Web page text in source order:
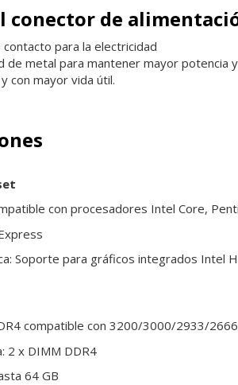
conector de
para la electricidad
de metal para mantener mayor potencia
con mayor vida útil.
con procesadores Intel Core,
Soporte para gráficos integrados Intel
compatible con 3200/3000/2933/
2 x DIMM DDR4
64 GB